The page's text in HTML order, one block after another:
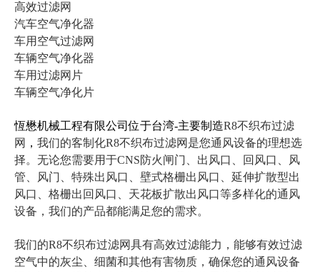
高效过滤网
汽车空气净化器
车用空气过滤网
车辆空气净化器
车用过滤网片
车辆空气净化片
恆懋机械工程有限公司位于台湾-主要制造R8不织布过滤
网 ， 我们的客制化R8不织布过滤网是您通风设备的理想选
择。无论您需要用于CNS防火闸门、出风口、回风口、风
管、风门、特殊出风口、壁式格栅出风口、延伸扩散型出
风口、格栅出回风口、天花板扩散出风口等多样化的通风
设备，我们的产品都能满足您的需求。
我们的R8不织布过滤网具有高效过滤能力，能够有效过滤
空气中的灰尘、细菌和其他有害物质，确保您的通风设备